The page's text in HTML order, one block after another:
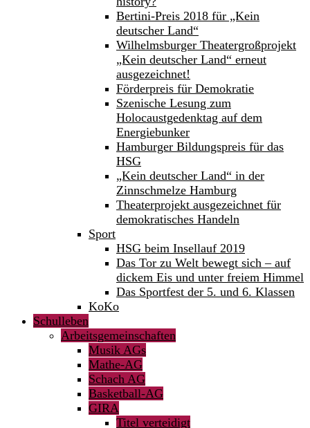
Bertini-Preis 2018 für „Kein
deutscher Land“
Wilhelmsburger Theatergroßprojekt
„Kein deutscher Land“ erneut
ausgezeichnet!
Förderpreis für Demokratie
Szenische Lesung zum
Holocaustgedenktag auf dem
Energiebunker
Hamburger Bildungspreis für das
HSG
„Kein deutscher Land“ in der
Zinnschmelze Hamburg
Theaterprojekt ausgezeichnet für
demokratisches Handeln
Sport
HSG beim Insellauf 2019
Das Tor zu Welt bewegt sich – auf
dickem Eis und unter freiem Himmel
Das Sportfest der 5. und 6. Klassen
KoKo
Schulleben
Arbeitsgemeinschaften
Musik AGs
Mathe-AG
Schach AG
Basketball-AG
GIRA
Titel verteidigt